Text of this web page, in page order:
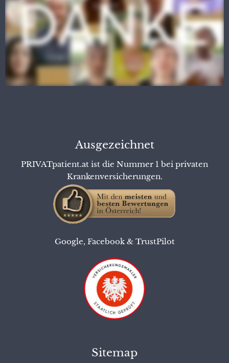
Ausgezeichnet
PRIVATpatient.at ist die Nummer 1 bei privaten
Krankenversicherungen.
Google, Facebook& TrustPilot
Sitemap